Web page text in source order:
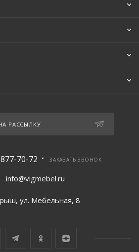
РАССЫЛКУ
70-72 ЗАКАЗАТЬ ЗВОНОК
info@vigmebel.ru
ул. Мебельная, 8